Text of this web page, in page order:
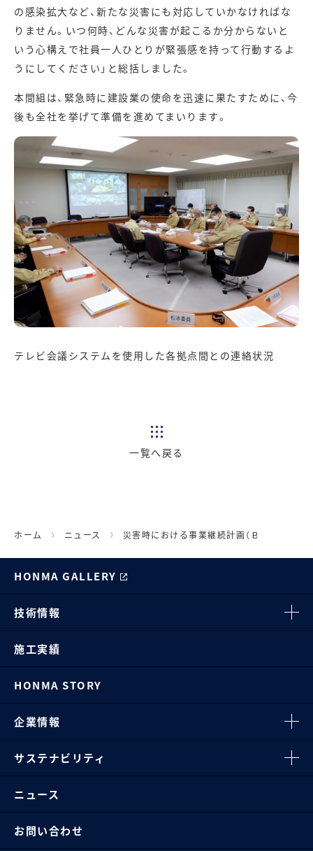
の感染拡大など、新たな災害にも対応していかなければな
りません。いつ何時、どんな災害が起こるか分からないと
いう心構えで社員一人ひとりが緊張感を持って行動するよ
うにしてください」と総括しました。
本間組は、緊急時に建設業の使命を迅速に果たすために、今
後も全社を挙げて準備を進めてまいります。
テレビ会議システムを使用した各拠点間との連絡状況
一覧へ戻る
ホーム ニュース 災害時における事業継続計画（ＢＣＰ）訓練
HONMA GALLERY
技術情報
施工実績
HONMA STORY
企業情報
サステナビリティ
ニュース
お問い合わせ